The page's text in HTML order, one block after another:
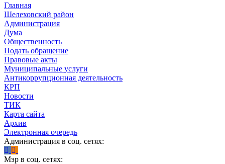
Главная
Шелеховский район
Администрация
Дума
Общественность
Подать обращение
Правовые акты
Муниципальные услуги
Антикоррупционная деятельность
КРП
Новости
ТИК
Карта сайта
Архив
Электронная очередь
Администрация в соц. сетях:
Мэр в соц. сетях: